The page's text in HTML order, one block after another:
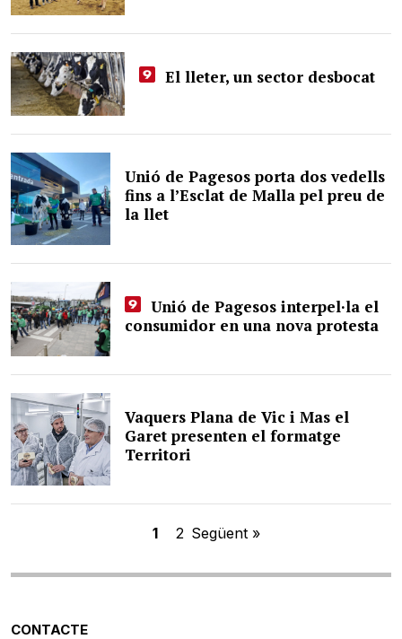
El lleter, un sector desbocat
Unió de Pagesos porta dos vedells
fins a l’Esclat de Malla pel preu de
la llet
Unió de Pagesos interpel·la el
consumidor en una nova protesta
Vaquers Plana de Vic i Mas el
Garet presenten el formatge
Territori
1 2 Següent »
CONTACTE